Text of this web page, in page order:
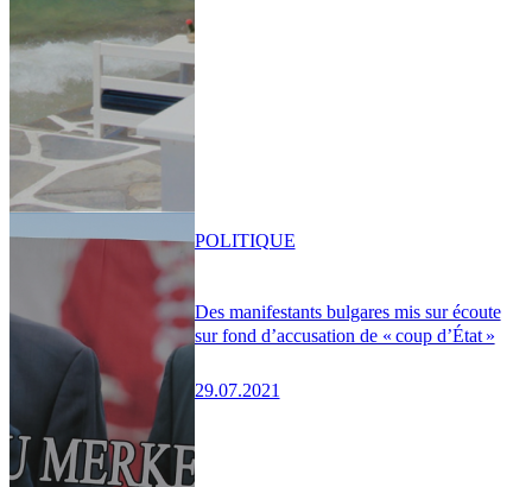
Des manifestants bulgares mis sur écoute
sur fond d’accusation de « coup d’État »
29.07.2021
POLITIQUE